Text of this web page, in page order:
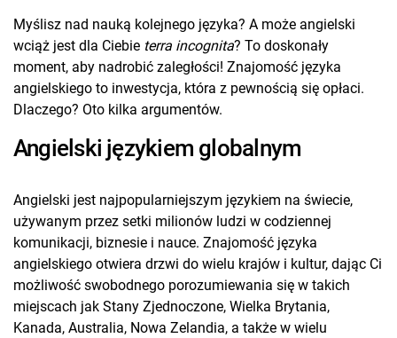
Myślisz nad nauką kolejnego języka? A może angielski
wciąż jest dla Ciebie terra incognita? To doskonały
moment, aby nadrobić zaległości! Znajomość języka
angielskiego to inwestycja, która z pewnością się opłaci.
Dlaczego? Oto kilka argumentów.
Angielski językiem globalnym
Angielski jest najpopularniejszym językiem na świecie,
używanym przez setki milionów ludzi w codziennej
komunikacji, biznesie i nauce. Znajomość języka
angielskiego otwiera drzwi do wielu krajów i kultur, dając Ci
możliwość swobodnego porozumiewania się w takich
miejscach jak Stany Zjednoczone, Wielka Brytania,
Kanada, Australia, Nowa Zelandia, a także w wielu